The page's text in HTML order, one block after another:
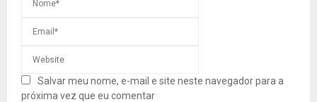
Salvar meu nome, e-mail e site neste navegador para a
próxima vez que eu comentar